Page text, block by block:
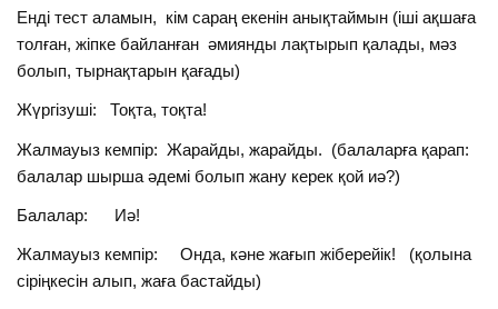
Енді тест аламын, кім сараң екенін анықтаймын (іші ақшаға
толған, жіпке байланған әмиянды лақтырып қалады, мәз
болып, тырнақтарын қағады)
Жүргізуші: Тоқта, тоқта!
Жалмауыз кемпір: Жарайды, жарайды. (балаларға қарап:
балалар шырша әдемі болып жану керек қой иә?)
Балалар: Иә!
Жалмауыз кемпір: Онда, кәне жағып жіберейік! (қолына
сіріңкесін алып, жаға бастайды)